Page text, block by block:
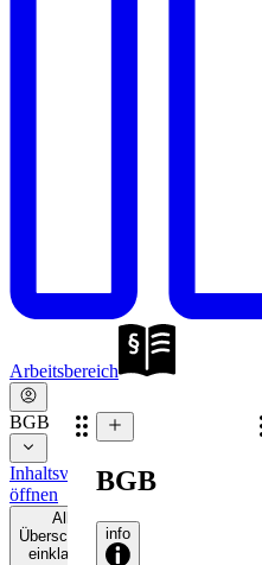
Arbeitsbereich
BGB
Inhaltsverzeichnis
öffnen
Alle
Überschriften
einklappen
BGB
info